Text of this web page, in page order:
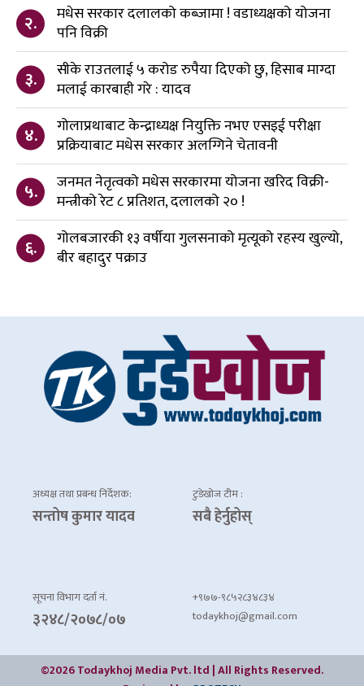
२.
मधेस सरकार दलालको कब्जामा ! वडाध्यक्षको योजना
पनि विक्री
३.
सीके राउतलाई ५ करोड रुपैया दिएको छु, हिसाब माग्दा
मलाई कारबाही गरे : यादव
४.
गोलाप्रथाबाट केन्द्राध्यक्ष नियुक्ति नभए एसइई परीक्षा
प्रक्रियाबाट मधेस सरकार अलग्गिने चेतावनी
५.
जनमत नेतृत्वको मधेस सरकारमा योजना खरिद विक्री-
मन्त्रीको रेट ८ प्रतिशत, दलालको २० !
६.
गोलबजारकी १३ वर्षीया गुलसनाको मृत्यूको रहस्य खुल्यो,
बीर बहादुर पक्राउ
अध्यक्ष तथा प्रबन्ध निर्देशक:
सन्तोष कुमार यादव
टुडेखोज टीम :
सबै हेर्नुहोस्
सूचना विभाग दर्ता नं.
३२४८/२०७८/०७
+९७७-९८५२८३४८३४
todaykhoj@gmail.com
©2026 Todaykhoj Media Pvt. ltd | All Rights Reserved.